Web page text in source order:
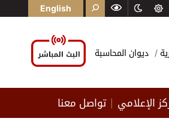
English
ديوان المحاسبة
الإعلامي تواصل معنا